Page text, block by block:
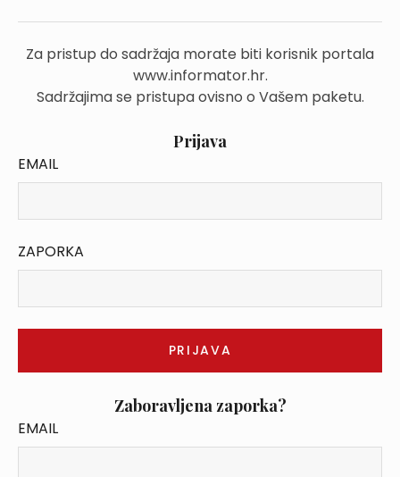
Za pristup do sadržaja morate biti korisnik portala
www.informator.hr.
Sadržajima se pristupa ovisno o Vašem paketu.
Prijava
EMAIL
ZAPORKA
Zaboravljena zaporka?
EMAIL